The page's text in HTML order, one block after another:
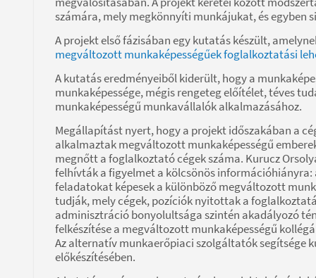
számára, mely megkönnyíti munkájukat, és egyben
A projekt első fázisában egy kutatás készült,
megváltozott munkaképességűek foglalkoztatási
A kutatás eredményeiből kiderült, hogy a
munkaképessége, mégis rengeteg előítélet, téves
munkaképességű munkavállalók alkalmazásához.
Megállapítást nyert, hogy a projekt időszakában a
alkalmaztak megváltozott munkaképességű
megnőtt a foglalkoztató cégek száma. Kurucz
felhívták a figyelmet a kölcsönös
feladatokat képesek a különböző megváltozott
tudják, mely cégek, pozíciók nyitottak a
adminisztráció bonyolultsága szintén akadályozó
felkészítése a megváltozott munkaképességű
Az alternatív munkaerőpiaci szolgáltatók segítsége
előkészítésében.